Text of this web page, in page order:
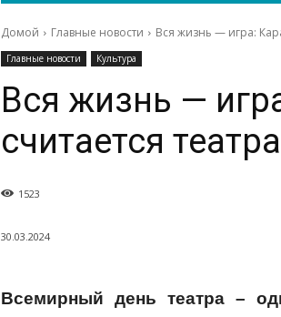
Домой Главные новости Вся жизнь — игра:
Главные новости Культура
Вся жизнь —
считается
1523
30.03.2024
Всемирный день театра –